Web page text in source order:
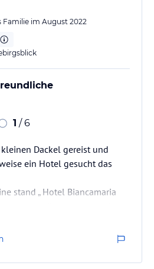
Familie im August 2022
1 / 6
Dackel gereist und
ein Hotel gesucht das
stand „ Hotel Biancamaria
schon spät dran waren und
noch ein Luxushotel in
Uhr das Hotel betreten wollten